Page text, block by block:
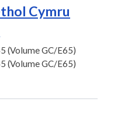
Cymru
(Volume GC/E65)
(Volume GC/E65)